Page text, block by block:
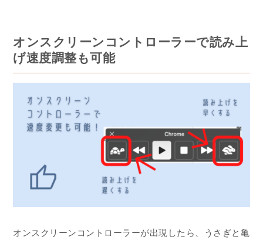
オンスクリーンコントローラーで読み上
げ速度調整も可能
オンスクリーンコントローラーが出現したら、うさぎと亀